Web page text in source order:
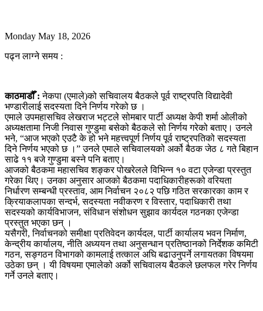
Monday May 18, 2026
पढ्न लाग्ने समय :
काठमाडौँ : नेकपा (एमाले)को सचिवालय बैठकले पूर्व राष्ट्रपति विद्यादेवी
भण्डारीलाई सदस्यता दिने निर्णय गरेको छ ।
एमाले उपमहासचिव लेखराज भट्टले सोमबार पार्टी अध्यक्ष केपी शर्मा ओलीको
अध्यक्षतामा निजी निवास गुण्डुमा बसेको बैठकले सो निर्णय गरेको बताए। उनले
भने, “आज भएको एउटै के हो भने महत्त्वपूर्ण निर्णय पूर्व राष्ट्रपतिको सदस्यता
दिने निर्णय भएको छ ।” उनले एमाले सचिवालयको अर्को बैठक जेठ ८ गते बिहान
साढे ११ बजे गुण्डुमा बस्ने पनि बताए।
आजको बैठकमा महासचिव शङ्कर पोखरेलले विभिन्न १० वटा एजेन्डा प्रस्तुत
गरेका थिए। उनका अनुसार आजको बैठकमा पदाधिकारीहरूको वरियता
निर्धारण सम्बन्धी प्रस्ताव, आम निर्वाचन २०८२ पछि गठित सरकारका काम र
क्रियाकलापका सन्दर्भ, सदस्यता नवीकरण र विस्तार, पदाधिकारी तथा
सदस्यको कार्यविभाजन, संविधान संशोधन सुझाव कार्यदल गठनका एजेन्डा
प्रस्तुत भएका छन् ।
यसैगरी, निर्वाचनको समीक्षा प्रतिवेदन कार्यदल, पार्टी कार्यालय भवन निर्माण,
केन्द्रीय कार्यालय, नीति अध्ययन तथा अनुसन्धान प्रतिष्ठानको निर्देशक कमिटी
गठन, सङ्गठन विभागको कामलाई तत्काल अघि बढाउनुपर्ने लगायतका विषयमा
उठेका छन् । यी विषयमा एमालेको अर्को सचिवालय बैठकले छलफल गरेर निर्णय
गर्ने उनले बताए।